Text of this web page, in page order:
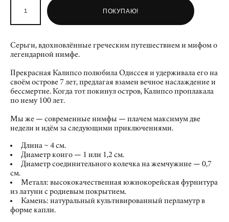
ПОКУПАЮ!
Серьги, вдохновлённые греческим путешествием и мифом о
легендарной нимфе.
Прекрасная Калипсо полюбила Одиссея и удерживала его на
своём острове 7 лет, предлагая взамен вечное наслаждение и
бессмертие. Когда тот покинул остров, Калипсо проплакала
по нему 100 лет.
Мы же — современные нимфы — плачем максимум две
недели и идём за следующими приключениями.
Длина ~ 4 см.
Диаметр конго — 1 или 1,2 см.
Диаметр соединительного колечка на жемчужине — 0,7
см.
Металл: высококачественная южнокорейская фурнитура
из латуни с родиевым покрытием.
Камень: натуральный культивированный перламутр в
форме капли.